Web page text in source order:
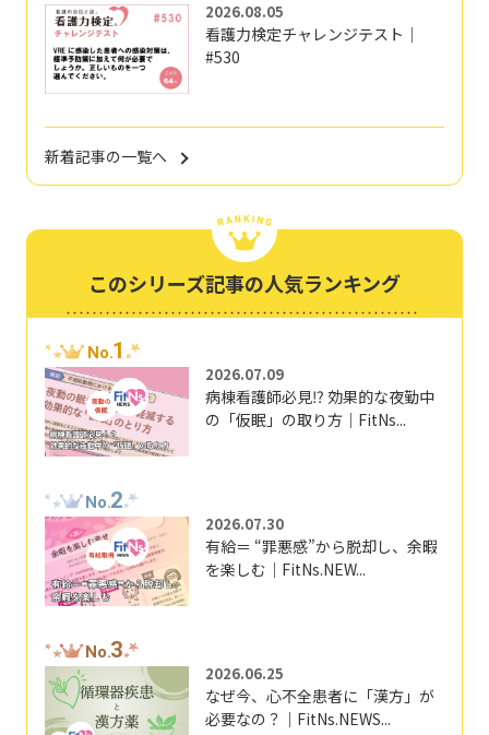
2026.08.05
看護力検定チャレンジテスト｜
#530
新着記事の一覧へ
このシリーズ記事の人気ランキング
No.1
2026.07.09
病棟看護師必見⁉ 効果的な夜勤中
の「仮眠」の取り方｜FitNs...
No.2
2026.07.30
有給＝ “罪悪感”から脱却し、余暇
を楽しむ｜FitNs.NEW...
No.3
2026.06.25
なぜ今、心不全患者に「漢方」が
必要なの？｜FitNs.NEWS...